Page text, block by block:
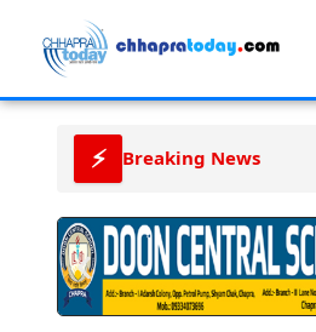
⚡ Breaking News